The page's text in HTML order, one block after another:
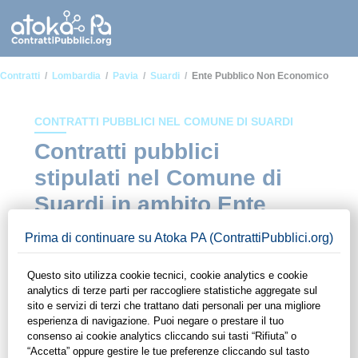
Contratti Lombardia Pavia Suardi Ente Pubblico Non Economico
CONTRATTI PUBBLICI NEL COMUNE DI SUARDI
Contratti pubblici
stipulati nel Comune di
Suardi in ambito Ente
pubblico non economico
In questa sezione del sito di ContrattiPubblici.org potrai avere
ad alcuni dei contratti presenti nella piattaforma stipulati
all'interno del Comune di Suardi in ambito Ente pubblico non
economico. Grazie alle funzionalità di ContrattiPubblici.org
potrai monitorare la scadenza dei contratti pubblici di tuo
interesse e programmare la tua attività commerciale con le
Pubbliche Amministrazioni con largo anticipo. Il servizio di